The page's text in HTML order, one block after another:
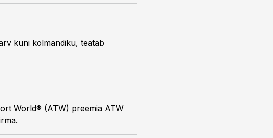
kuni kolmandiku, teatab
World® (ATW) preemia ATW